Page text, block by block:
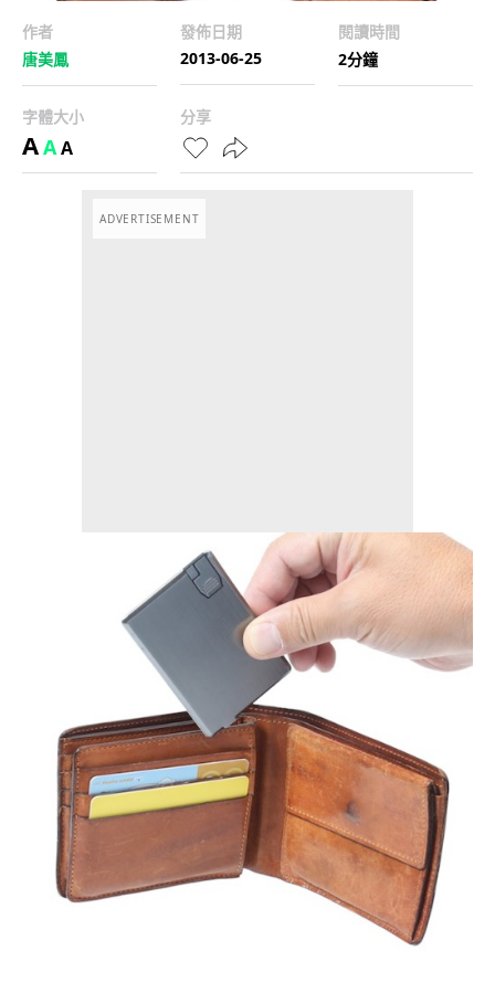
作者
唐美鳳
發佈日期
2013-06-25
閱讀時間
2分鐘
字體大小
AAA
分享
ADVERTISEMENT